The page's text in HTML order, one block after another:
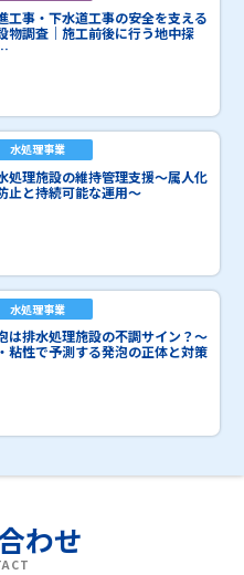
工事・下水道工事の安全を支える
物調査｜施工前後に行う地中探
水処理事業
処理施設の維持管理支援～属人化
止と持続可能な運用～
水処理事業
は排水処理施設の不調サイン？～
粘性で予測する発泡の正体と対策
わせ